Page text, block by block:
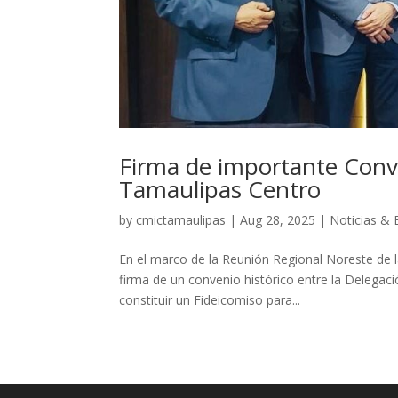
Firma de importante
Tamaulipas Centro
by cmictamaulipas |Aug 28, 2025 | Noticias &
En el marco de la Reunión Regional Noreste
firma de un convenio histórico entre la
constituir un Fideicomiso para...